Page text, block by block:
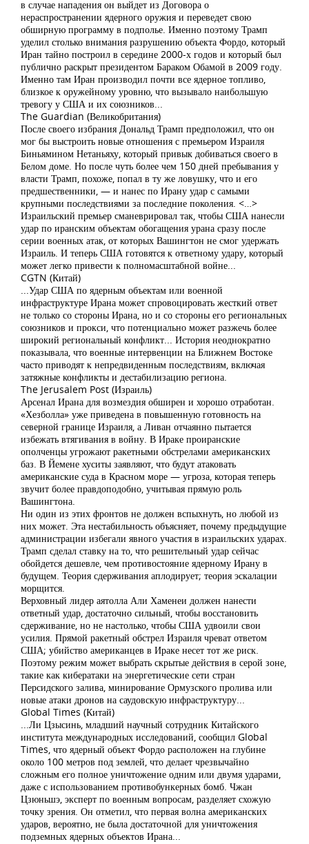
в случае нападения он выйдет из Договора о
нераспространении ядерного оружия и переведет свою
обширную программу в подполье. Именно поэтому Трамп
уделил столько внимания разрушению объекта Фордо, который
Иран тайно построил в середине 2000-х годов и который был
публично раскрыт президентом Бараком Обамой в 2009 году.
Именно там Иран производил почти все ядерное топливо,
близкое к оружейному уровню, что вызывало наибольшую
тревогу у США и их союзников...
The Guardian (Великобритания)
После своего избрания Дональд Трамп предположил, что он
мог бы выстроить новые отношения с премьером Израиля
Биньямином Нетаньяху, который привык добиваться своего в
Белом доме. Но после чуть более чем 150 дней пребывания у
власти Трамп, похоже, попал в ту же ловушку, что и его
предшественники, — и нанес по Ирану удар с самыми
крупными последствиями за последние поколения. <…>
Израильский премьер сманеврировал так, чтобы США нанесли
удар по иранским объектам обогащения урана сразу после
серии военных атак, от которых Вашингтон не смог удержать
Израиль. И теперь США готовятся к ответному удару, который
может легко привести к полномасштабной войне...
CGTN (Китай)
...Удар США по ядерным объектам или военной
инфраструктуре Ирана может спровоцировать жесткий ответ
не только со стороны Ирана, но и со стороны его региональных
союзников и прокси, что потенциально может разжечь более
широкий региональный конфликт... История неоднократно
показывала, что военные интервенции на Ближнем Востоке
часто приводят к непредвиденным последствиям, включая
затяжные конфликты и дестабилизацию региона.
The Jerusalem Post (Израиль)
Арсенал Ирана для возмездия обширен и хорошо отработан.
«Хезболла» уже приведена в повышенную готовность на
северной границе Израиля, а Ливан отчаянно пытается
избежать втягивания в войну. В Ираке проиранские
ополченцы угрожают ракетными обстрелами американских
баз. В Йемене хуситы заявляют, что будут атаковать
американские суда в Красном море — угроза, которая теперь
звучит более правдоподобно, учитывая прямую роль
Вашингтона.
Ни один из этих фронтов не должен вспыхнуть, но любой из
них может. Эта нестабильность объясняет, почему предыдущие
администрации избегали явного участия в израильских ударах.
Трамп сделал ставку на то, что решительный удар сейчас
обойдется дешевле, чем противостояние ядерному Ирану в
будущем. Теория сдерживания аплодирует; теория эскалации
морщится.
Верховный лидер аятолла Али Хаменеи должен нанести
ответный удар, достаточно сильный, чтобы восстановить
сдерживание, но не настолько, чтобы США удвоили свои
усилия. Прямой ракетный обстрел Израиля чреват ответом
США; убийство американцев в Ираке несет тот же риск.
Поэтому режим может выбрать скрытые действия в серой зоне,
такие как кибератаки на энергетические сети стран
Персидского залива, минирование Ормузского пролива или
новые атаки дронов на саудовскую инфраструктуру...
Global Times (Китай)
...Ли Цзысинь, младший научный сотрудник Китайского
института международных исследований, сообщил Global
Times, что ядерный объект Фордо расположен на глубине
около 100 метров под землей, что делает чрезвычайно
сложным его полное уничтожение одним или двумя ударами,
даже с использованием противобункерных бомб. Чжан
Цзюньшэ, эксперт по военным вопросам, разделяет схожую
точку зрения. Он отметил, что первая волна американских
ударов, вероятно, не была достаточной для уничтожения
подземных ядерных объектов Ирана...